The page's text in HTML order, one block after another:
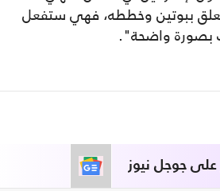
ببوتين وخططه، فهي ستفعل
بصورة واضحة".
على جوجل نيوز